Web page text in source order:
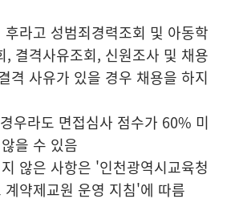
라고 성범죄경력조회 및 아동학
, 결격사유조회, 신원조사 및 채용
격 사유가 있을 경우 채용을 하지
우라도 면접심사 점수가 60% 미
을 수 있음
않은 사항은 '인천광역시교육청
계약제교원 운영 지침'에 따름